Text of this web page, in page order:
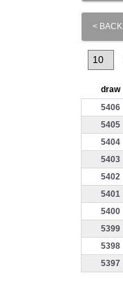
< BACK
draw
5406
5405
5404
5403
5402
5401
5400
5399
5398
5397